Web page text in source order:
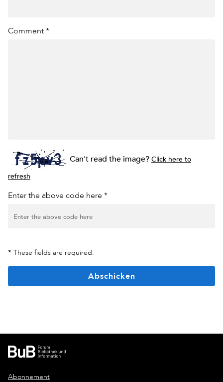
Comment *
Can't read the image?Click here to
refresh
Enter the above code here *
* These fields are required.
Abschicken
Abonnement